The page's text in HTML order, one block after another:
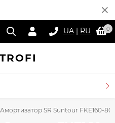
UA | RU 0
TROFI
Амортизатор SR Suntour FKE160-80